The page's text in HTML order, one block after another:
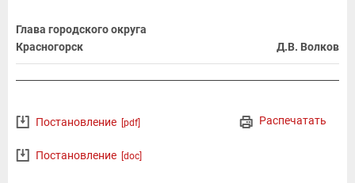
Глава городского округа
Красногорск
Д.В. Волков
Распечатать
Постановление [pdf]
Постановление [doc]